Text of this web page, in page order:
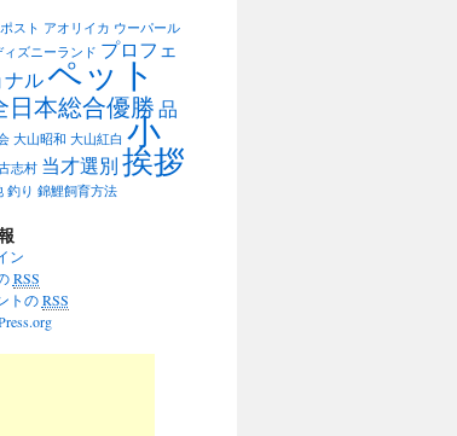
スト アオリイカ ウーパール
ィズニーランド プロフェ
ナルペット
日本総合優勝品
大山昭和 大山紅白 小
志村 当才選別挨拶
釣り 錦鯉飼育方法
ン
RSS
トのRSS